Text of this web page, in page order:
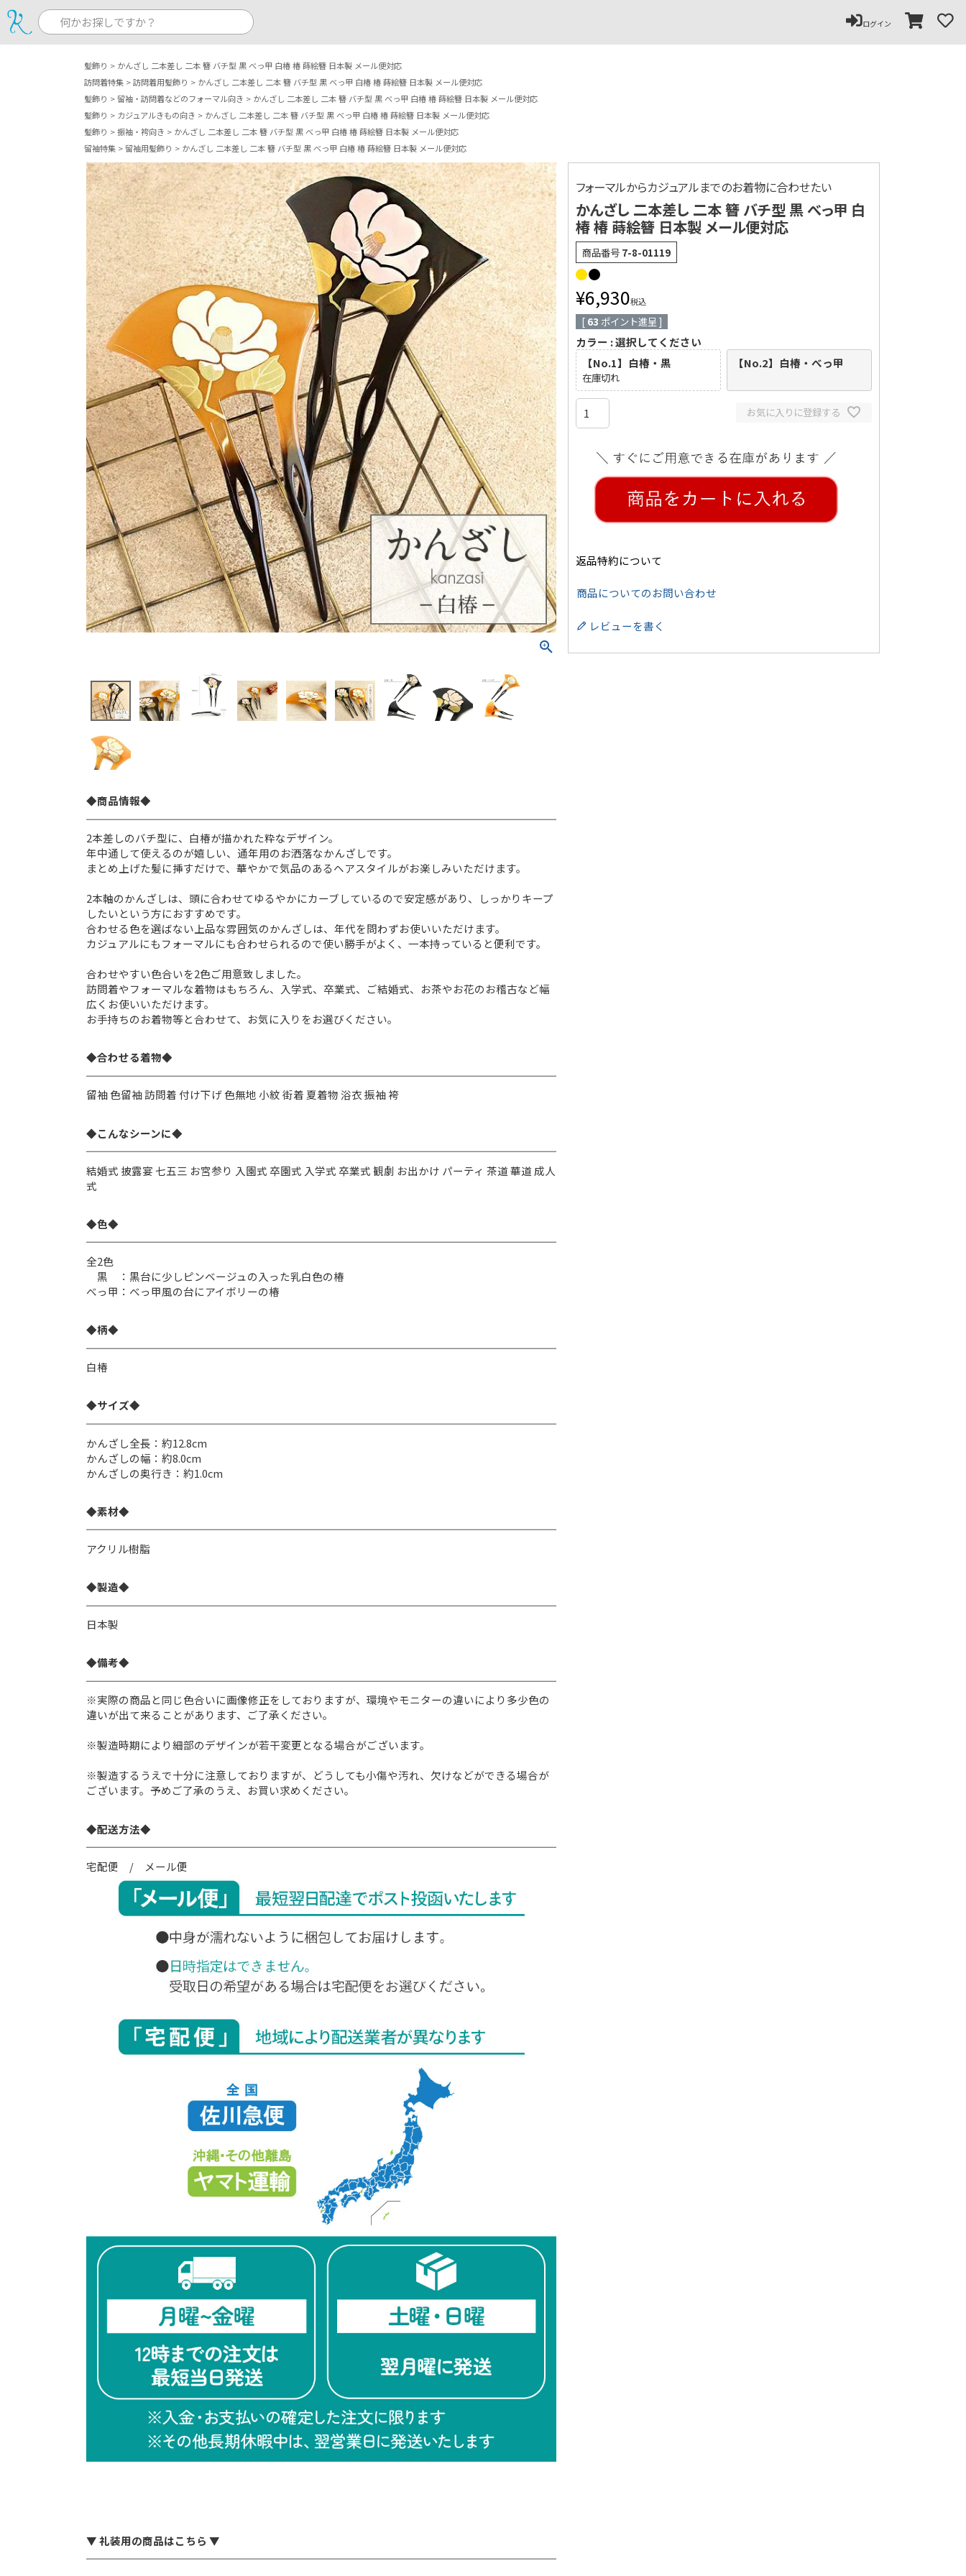
ログイン
髪飾り
かんざし 二本差し 二本 簪 バチ型 黒 べっ甲 白椿 椿 蒔絵簪 日本製 メール便対応
訪問着特集
訪問着用髪飾り
かんざし 二本差し 二本 簪 バチ型 黒 べっ甲 白椿 椿 蒔絵簪 日本製 メール便対応
髪飾り
留袖・訪問着などのフォーマル向き
かんざし 二本差し 二本 簪 バチ型 黒 べっ甲 白椿 椿 蒔絵簪 日本製 メール便対応
髪飾り
カジュアルきもの向き
かんざし 二本差し 二本 簪 バチ型 黒 べっ甲 白椿 椿 蒔絵簪 日本製 メール便対応
髪飾り
振袖・袴向き
かんざし 二本差し 二本 簪 バチ型 黒 べっ甲 白椿 椿 蒔絵簪 日本製 メール便対応
留袖特集
留袖用髪飾り かんざし 二本差し 二本 簪 バチ型 黒 べっ甲 白椿 椿 蒔絵簪 日本製 メール便対応
フォーマルからカジュアルまでのお着物に合わせたい
かんざし 二本差し 二本 簪 バチ型 黒 べっ甲 白
椿 椿 蒔絵簪 日本製 メール便対応
商品番号 7-8-01119
¥6,930税込
[ 63 ポイント進呈 ]
カラー 選択してください
【No.1】白椿・黒
在庫切れ
【No.2】白椿・べっ甲
お気に入りに登録する
返品特約について
商品についてのお問い合わせ
レビューを書く
◆商品情報◆
2本差しのバチ型に、白椿が描かれた粋なデザイン。
年中通して使えるのが嬉しい、通年用のお洒落なかんざしです。
まとめ上げた髪に挿すだけで、華やかで気品のあるヘアスタイルがお楽しみいただけます。
2本軸のかんざしは、頭に合わせてゆるやかにカーブしているので安定感があり、しっかりキープ
したいという方におすすめです。
合わせる色を選ばない上品な雰囲気のかんざしは、年代を問わずお使いいただけます。
カジュアルにもフォーマルにも合わせられるので使い勝手がよく、一本持っていると便利です。
合わせやすい色合いを2色ご用意致しました。
訪問着やフォーマルな着物はもちろん、入学式、卒業式、ご結婚式、お茶やお花のお稽古など幅
広くお使いいただけます。
お手持ちのお着物等と合わせて、お気に入りをお選びください。
◆合わせる着物◆
留袖 色留袖 訪問着 付け下げ 色無地 小紋 街着 夏着物 浴衣 振袖 袴
◆こんなシーンに◆
結婚式 披露宴 七五三 お宮参り 入園式 卒園式 入学式 卒業式 観劇 お出かけ パーティ 茶道 華道 成人
式
◆色◆
全2色
黒 ：黒台に少しピンベージュの入った乳白色の椿
べっ甲：べっ甲風の台にアイボリーの椿
◆柄◆
白椿
◆サイズ◆
かんざし全長：約12.8cm
かんざしの幅：約8.0cm
かんざしの奥行き：約1.0cm
◆素材◆
アクリル樹脂
◆製造◆
日本製
◆備考◆
※実際の商品と同じ色合いに画像修正をしておりますが、環境やモニターの違いにより多少色の
違いが出て来ることがあります、ご了承ください。
※製造時期により細部のデザインが若干変更となる場合がございます。
※製造するうえで十分に注意しておりますが、どうしても小傷や汚れ、欠けなどができる場合が
ございます。予めご了承のうえ、お買い求めください。
◆配送方法◆
宅配便 / メール便
▼ 礼装用の商品はこちら ▼
ペー
ジト